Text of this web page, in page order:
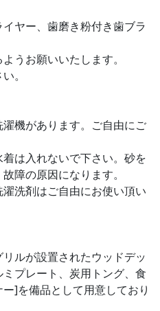
ヤー、歯磨き粉付き歯ブラ
うお願いいたします。
。
機があります。ご自由にご
は入れないで下さい。砂を
障の原因になります。
洗剤はご自由にお使い頂い
ルが設置されたウッドデッ
プレート、炭用トング、食
]を備品として用意しており